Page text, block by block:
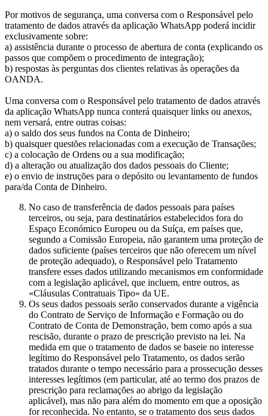
Por motivos de segurança, uma conversa com o Responsável pelo
tratamento de dados através da aplicação WhatsApp poderá incidir
exclusivamente sobre:
a) assistência durante o processo de abertura de conta (explicando os
passos que compõem o procedimento de integração);
b) respostas às perguntas dos clientes relativas às operações da
OANDA.
Uma conversa com o Responsável pelo tratamento de dados através
da aplicação WhatsApp nunca conterá quaisquer links ou anexos,
nem versará, entre outras coisas:
a) o saldo dos seus fundos na Conta de Dinheiro;
b) quaisquer questões relacionadas com a execução de Transações;
c) a colocação de Ordens ou a sua modificação;
d) a alteração ou atualização dos dados pessoais do Cliente;
e) o envio de instruções para o depósito ou levantamento de fundos
para/da Conta de Dinheiro.
No caso de transferência de dados pessoais para países
terceiros, ou seja, para destinatários estabelecidos fora do
Espaço Económico Europeu ou da Suíça, em países que,
segundo a Comissão Europeia, não garantem uma proteção de
dados suficiente (países terceiros que não oferecem um nível
de proteção adequado), o Responsável pelo Tratamento
transfere esses dados utilizando mecanismos em conformidade
com a legislação aplicável, que incluem, entre outros, as
«Cláusulas Contratuais Tipo» da UE.
Os seus dados pessoais serão conservados durante a vigência
do Contrato de Serviço de Informação e Formação ou do
Contrato de Conta de Demonstração, bem como após a sua
rescisão, durante o prazo de prescrição previsto na lei. Na
medida em que o tratamento de dados se baseie no interesse
legítimo do Responsável pelo Tratamento, os dados serão
tratados durante o tempo necessário para a prossecução desses
interesses legítimos (em particular, até ao termo dos prazos de
prescrição para reclamações ao abrigo da legislação
aplicável), mas não para além do momento em que a oposição
for reconhecida. No entanto, se o tratamento dos seus dados